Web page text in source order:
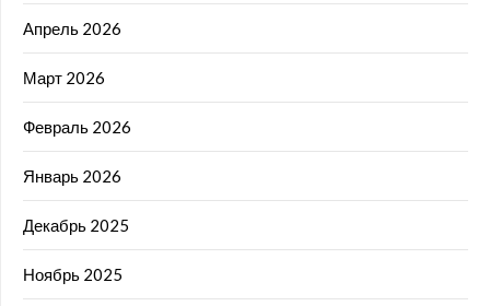
Апрель 2026
Март 2026
Февраль 2026
Январь 2026
Декабрь 2025
Ноябрь 2025